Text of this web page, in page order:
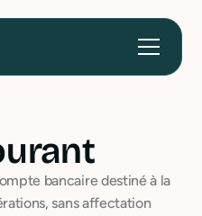
bancaire destiné à la
sans affectation